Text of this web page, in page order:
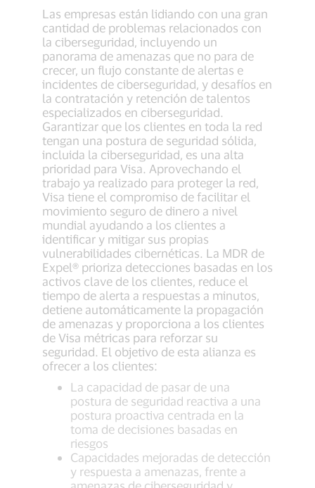
Las empresas están lidiando con una gran
cantidad de problemas relacionados con
la ciberseguridad, incluyendo un
panorama de amenazas que no para de
crecer, un flujo constante de alertas e
incidentes de ciberseguridad, y desafíos en
la contratación y retención de talentos
especializados en ciberseguridad.
Garantizar que los clientes en toda la red
tengan una postura de seguridad sólida,
incluida la ciberseguridad, es una alta
prioridad para Visa. Aprovechando el
trabajo ya realizado para proteger la red,
Visa tiene el compromiso de facilitar el
movimiento seguro de dinero a nivel
mundial ayudando a los clientes a
identificar y mitigar sus propias
vulnerabilidades cibernéticas. La MDR de
Expel® prioriza detecciones basadas en los
activos clave de los clientes, reduce el
tiempo de alerta a respuestas a minutos,
detiene automáticamente la propagación
de amenazas y proporciona a los clientes
de Visa métricas para reforzar su
seguridad. El objetivo de esta alianza es
ofrecer a los clientes:
La capacidad de pasar de una
postura de seguridad reactiva a una
postura proactiva centrada en la
toma de decisiones basadas en
riesgos
Capacidades mejoradas de detección
y respuesta a amenazas, frente a
amenazas de ciberseguridad y